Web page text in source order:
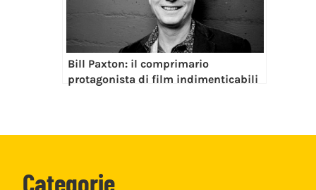
Bill Paxton: il comprimario
protagonista di film indimenticabili
Categorie